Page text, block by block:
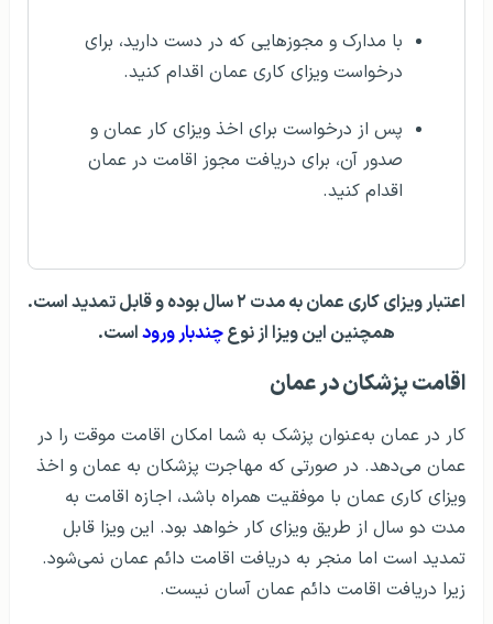
با مدارک و مجوزهایی که در دست دارید، برای
درخواست ویزای کاری عمان اقدام کنید.
پس از درخواست برای اخذ ویزای کار عمان و
صدور آن، برای دریافت مجوز اقامت در عمان
اقدام کنید.
اعتبار ویزای کاری عمان به مدت ۲ سال بوده و قابل تمدید است.
همچنین این ویزا از نوعچندبار وروداست.
اقامت پزشکان در عمان
کار در عمان به‌عنوان پزشک به شما امکان اقامت موقت را در
عمان می‌دهد. در صورتی که مهاجرت پزشکان به عمان و اخذ
ویزای کاری عمان با موفقیت همراه باشد، اجازه اقامت به
مدت دو سال از طریق ویزای کار خواهد بود. این ویزا قابل
تمدید است اما منجر به دریافت اقامت دائم عمان نمی‌شود.
زیرا دریافت اقامت دائم عمان آسان نیست.